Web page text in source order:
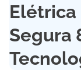
Elétrica
Segura